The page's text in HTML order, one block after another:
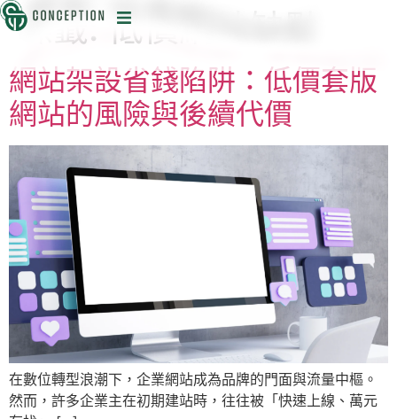
標籤: 低價網站缺點
網站架設省錢陷阱：低價套版
網站的風險與後續代價
在數位轉型浪潮下，企業網站成為品牌的門面與流量中樞。
然而，許多企業主在初期建站時，往往被「快速上線、萬元